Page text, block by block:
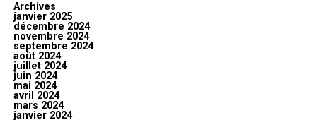
Archives
janvier 2025
décembre 2024
novembre 2024
septembre 2024
août 2024
juillet 2024
juin 2024
mai 2024
avril 2024
mars 2024
janvier 2024